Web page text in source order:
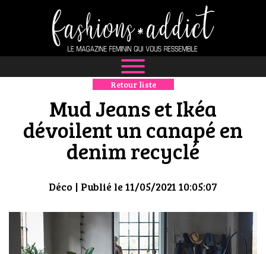
NEWS
MODE
LUXE
DÉFILÉS
BOUTIQUE
CULTURE
Retour liste
Mud Jeans et Ikéa
dévoilent un canapé en
denim recyclé
Déco | Publié le 11/05/2021 10:05:07